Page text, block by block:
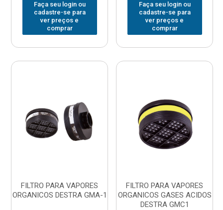
Faça seu login ou
cadastre-se para
ver preços e
comprar
Faça seu login ou
cadastre-se para
ver preços e
comprar
FILTRO PARA VAPORES
ORGANICOS DESTRA GMA-1
FILTRO PARA VAPORES
ORGANICOS GASES ACIDOS
DESTRA GMC1